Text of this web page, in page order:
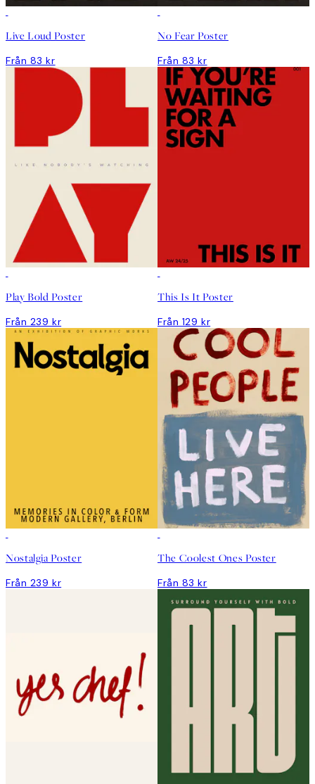
Live Loud Poster
Från 83 kr
No Fear Poster
Från 83 kr
Play Bold Poster
Från 239 kr
This Is It Poster
Från 129 kr
Nostalgia Poster
Från 239 kr
The Coolest Ones Poster
Från 83 kr